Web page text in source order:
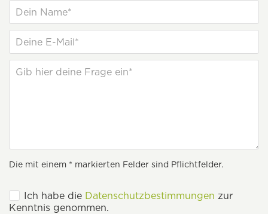
Die mit einem * markierten Felder sind Pflichtfelder.
Ich habe die Datenschutzbestimmungen zur
Kenntnis genommen.